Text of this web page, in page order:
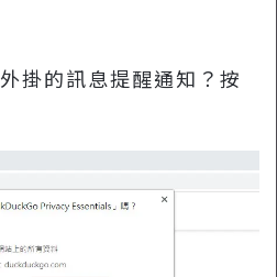
掛的訊息提醒通知？按